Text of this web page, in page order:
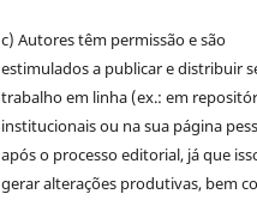
c) Autores têm permissão e são
estimulados a publicar e distribuir
trabalho em linha (ex.: em
institucionais ou na sua página
após o processo editorial, já que
gerar alterações produtivas, bem